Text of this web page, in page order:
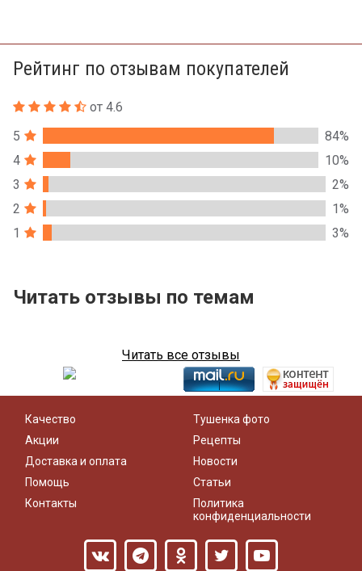
Рейтинг по отзывам покупателей
от 4.6
5
84%
4
10%
3
2%
2
1%
1
3%
Читать отзывы по темам
Читать все отзывы
Качество
Акции
Доставка и оплата
Помощь
Контакты
Тушенка фото
Рецепты
Новости
Статьи
Политика
конфиденциальности